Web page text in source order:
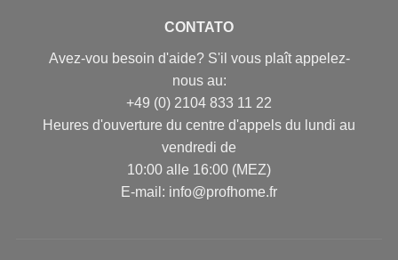
CONTATO
Avez-vou besoin d'aide? S'il vous plaît appelez-
nous au:
+49 (0) 2104 833 11 22
Heures d'ouverture du centre d'appels du lundi au
vendredi de
10:00 alle 16:00 (MEZ)
E-mail: info@profhome.fr